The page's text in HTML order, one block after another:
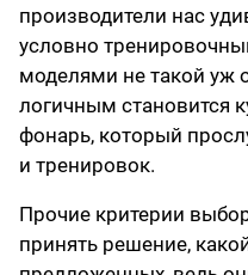
производители нас
условно
моделями не такой уж
логичным становится
фонарь, который
и тренировок.
Прочие критерии
принять решение,